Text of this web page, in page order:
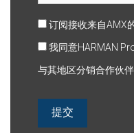
订阅接收来自AMX
我同意HARMAN
与其地区分销合作伙